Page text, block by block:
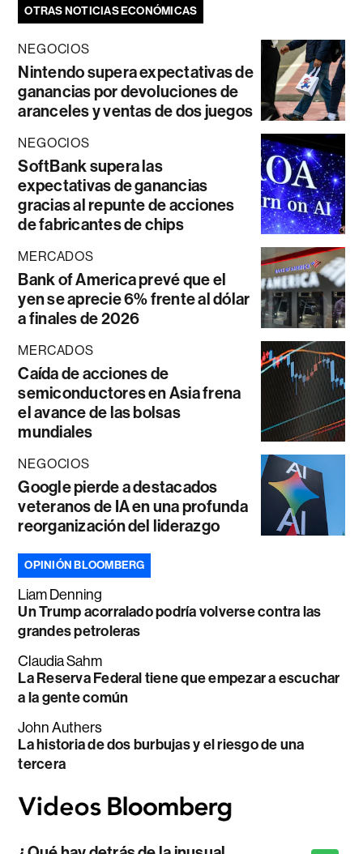
OTRAS NOTICIAS ECONÓMICAS
NEGOCIOS
Nintendo supera expectativas de
ganancias por devoluciones de
aranceles y ventas de dos juegos
NEGOCIOS
SoftBank supera las
expectativas de ganancias
gracias al repunte de acciones
de fabricantes de chips
MERCADOS
Bank of America prevé que el
yen se aprecie 6% frente al dólar
a finales de 2026
MERCADOS
Caída de acciones de
semiconductores en Asia frena
el avance de las bolsas
mundiales
NEGOCIOS
Google pierde a destacados
veteranos de IA en una profunda
reorganización del liderazgo
OPINIÓN BLOOMBERG
Liam Denning
Un Trump acorralado podría volverse contra las
grandes petroleras
Claudia Sahm
La Reserva Federal tiene que empezar a escuchar
a la gente común
John Authers
La historia de dos burbujas y el riesgo de una
tercera